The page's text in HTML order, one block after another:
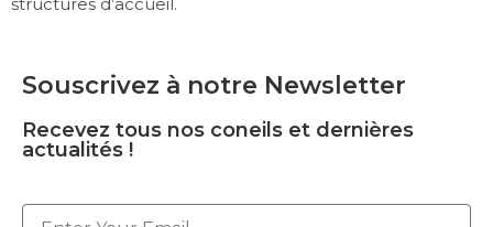
Souscrivez à notre Newsletter
Recevez tous nos coneils et dernières
actualités !